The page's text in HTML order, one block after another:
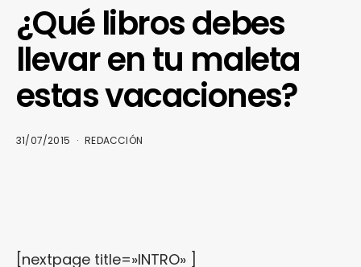
¿Qué libros debes
llevar en tu maleta
estas vacaciones?
31/07/2015 REDACCIÓN
[nextpage title=»INTRO» ]